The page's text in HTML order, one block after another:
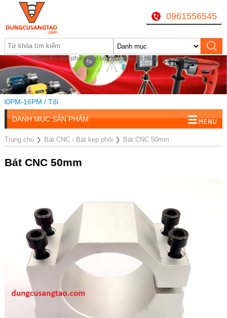
Nhập tên sản phẩm cần tìm, VD: máy đa năng, mũi khoan...
0961556545
16PM / Tối
DANH MỤC SẢN PHẨM
Trang chủ❯ Bát CNC - Bát kẹp phôi ❯ Bát CNC 50mm
Bát CNC 50mm